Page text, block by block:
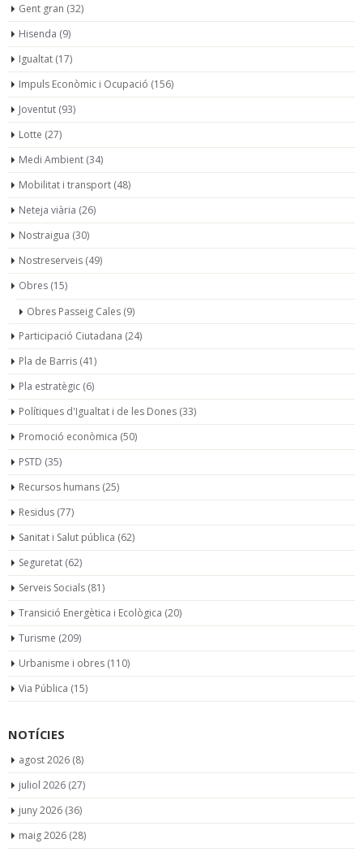
Gent gran (32)
Hisenda (9)
Igualtat (17)
Impuls Econòmic i Ocupació (156)
Joventut (93)
Lotte (27)
Medi Ambient (34)
Mobilitat i transport (48)
Neteja viària (26)
Nostraigua (30)
Nostreserveis (49)
Obres (15)
Obres Passeig Cales (9)
Participació Ciutadana (24)
Pla de Barris (41)
Pla estratègic (6)
Polítiques d'Igualtat i de les Dones (33)
Promoció econòmica (50)
PSTD (35)
Recursos humans (25)
Residus (77)
Sanitat i Salut pública (62)
Seguretat (62)
Serveis Socials (81)
Transició Energètica i Ecològica (20)
Turisme (209)
Urbanisme i obres (110)
Via Pública (15)
NOTÍCIES
agost 2026 (8)
juliol 2026 (27)
juny 2026 (36)
maig 2026 (28)